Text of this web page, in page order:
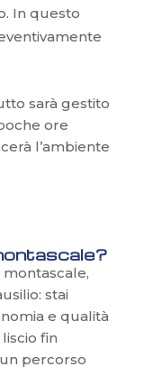
In questo
sarà gestito
ore
l’ambiente
stai
e qualità
fin
percorso